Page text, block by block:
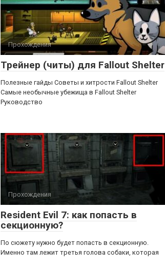
Прохождения
Трейнер (читы) для Fallout Shelter
Полезные гайды Советы и хитрости Fallout Shelter
Самые необычные убежища в Fallout Shelter
Руководство
Прохождения
Resident Evil 7: как попасть в
секционную?
По сюжету нужно будет попасть в секционную.
Именно там лежит третья голова собаки, которая